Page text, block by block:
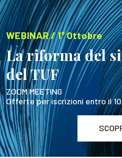
WEBINAR / 1° Ottobre
La riforma del
del TUF
ZOOM MEETING
Offerte per iscrizioni entro il